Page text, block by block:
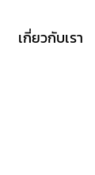
เกี่ยวกับเรา